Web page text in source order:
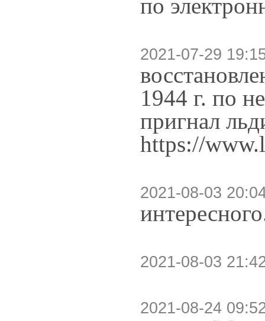
по
2021-07-29
1944 г. по
пригнал
https://
2021-08-03
2021-08-03
2021-08-24